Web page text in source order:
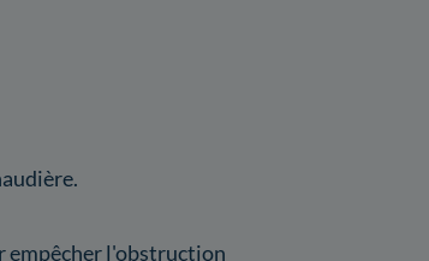
empêcher l'obstruction